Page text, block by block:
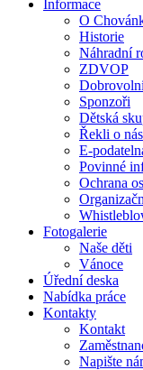
Informace
O
Historie
Náhradní
ZDVOP
Sponzoři
Dětská
Řekli o nás
E-
Povinné
Ochrana
Fotogalerie
Naše děti
Vánoce
Úřední deska
Nabídka práce
Kontakty
Kontakt
Napište